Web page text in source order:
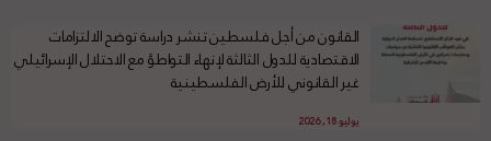
القانون من أجل فلسطين تنشر دراسة توضح الالتزامات
الاقتصادية للدول الثالثة لإنهاء التواطؤ مع الاحتلال الإسرائيلي
غير القانوني للأرض الفلسطينية
يوليو 18, 2026